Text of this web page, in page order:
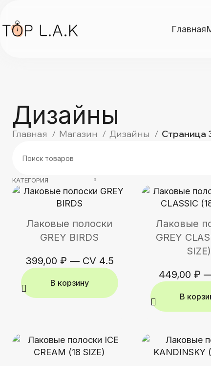
Главная
Дизайны
Главная Магазин Дизайны Страница
КАТЕГОРИЯ
Лаковые полоски
GREY BIRDS
399,00 ₽ — CV 4.5
В корзину
Лаковые
GREY
SIZE)
449,00₽
В